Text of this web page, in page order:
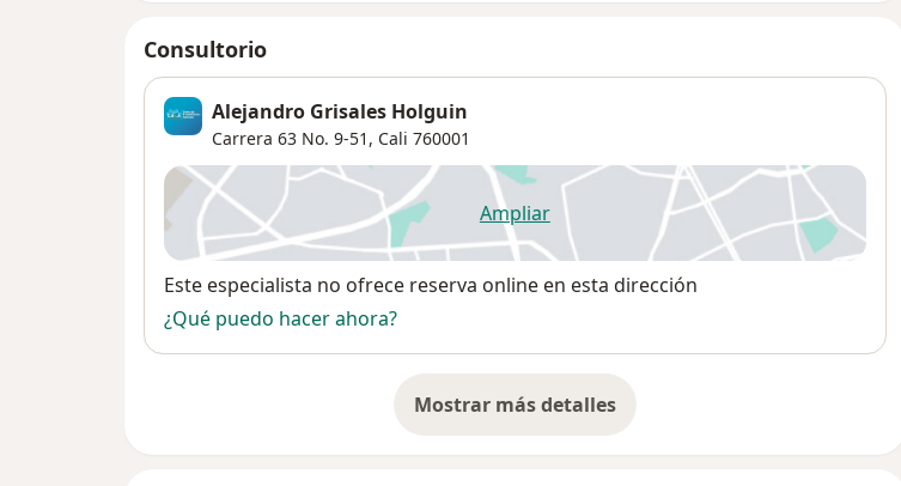
Consultorio
Alejandro Grisales Holguin
Carrera 63 No. 9-51, Cali 760001
Ampliarse abre en una nueva pestaña
Disponibilidad
Este especialista no ofrece reserva online en esta dirección
¿Qué puedo hacer ahora?
Mostrar más detalles
sobre la dirección